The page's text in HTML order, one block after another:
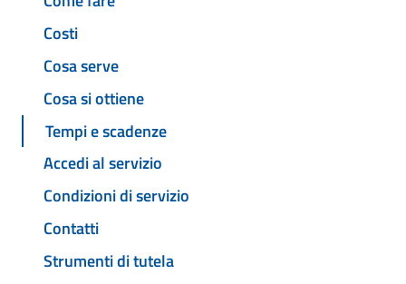
Costi
Cosa serve
Cosa si ottiene
Tempi e scadenze
Accedi al servizio
Condizioni di servizio
Contatti
Strumenti di tutela